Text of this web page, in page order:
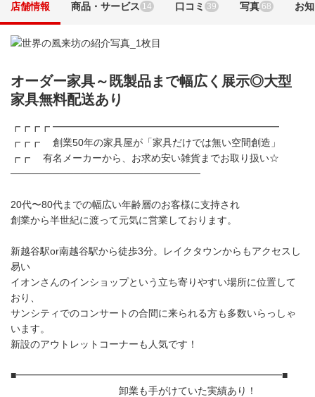
店舗情報 商品・サービス 14 口コミ 39 写真 68 お
オーダー家具～既製品まで幅広く展示◎大型
家具無料配送あり
┏┏┏┏ ━━━━━━━━━━━━━━━━━━━━━━━
┏┏┏ 創業50年の家具屋が「家具だけでは無い空間創造」
┏┏ 有名メーカーから、お求め安い雑貨までお取り扱い☆
───────────────────────────
20代〜80代までの幅広い年齢層のお客様に支持され
創業から半世紀に渡って元気に営業しております。
新越谷駅or南越谷駅から徒歩3分。レイクタウンからもアクセスし
易い
イオンさんのインショップという立ち寄りやすい場所に位置して
おり、
サンシティでのコンサートの合間に来られる方も多数いらっしゃ
います。
新設のアウトレットコーナーも人気です！
■━━━━━━━━━━━━━━━━━━━━━━━━━━━■
卸業も手がけていた実績あり！